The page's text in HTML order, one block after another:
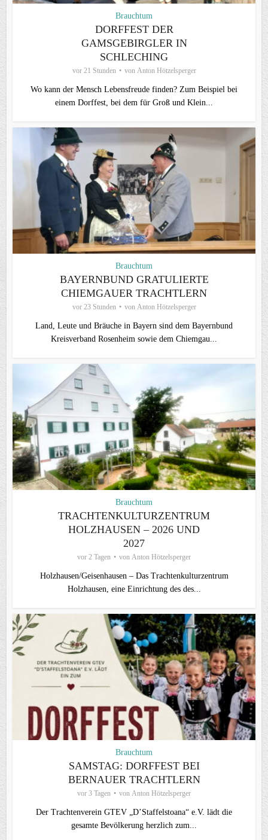
Brauchtum
DORFFEST DER
GAMSGEBIRGLER IN
SCHLECHING
vor 21 Stunden von Anton Hötzelsperger
Wo kann der Mensch Lebensfreude finden? Zum Beispiel bei
einem Dorffest, bei dem für Groß und Klein...
Brauchtum
BAYERNBUND GRATULIERTE
CHIEMGAUER TRACHTLERN
vor 23 Stunden von Anton Hötzelsperger
Land, Leute und Bräuche in Bayern sind dem Bayernbund
Kreisverband Rosenheim sowie dem Chiemgau...
Brauchtum
TRACHTENKULTURZENTRUM
HOLZHAUSEN – 2026 UND
2027
vor 2 Tagen von Anton Hötzelsperger
Holzhausen/Geisenhausen – Das Trachtenkulturzentrum
Holzhausen, eine Einrichtung des des...
Brauchtum
SAMSTAG: DORFFEST BEI
BERNAUER TRACHTLERN
vor 3 Tagen von Anton Hötzelsperger
Der Trachtenverein GTEV „D’Staffelstoana“ e.V. lädt die
gesamte Bevölkerung herzlich zum...